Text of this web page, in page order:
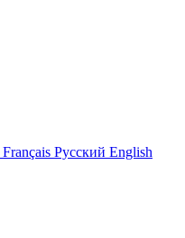
Français Русский English